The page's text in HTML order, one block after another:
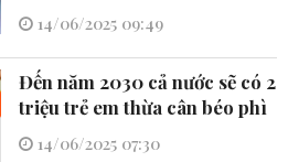
14/06/2025 09:49
Đến năm 2030 cả nước sẽ có 2
triệu trẻ em thừa cân béo phì
14/06/2025 07:30